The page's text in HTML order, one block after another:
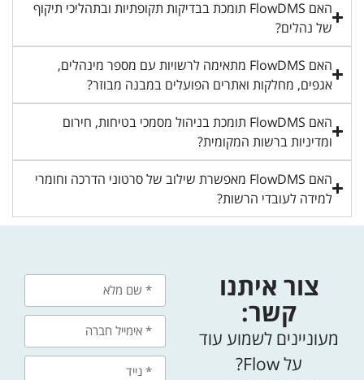
האם FlowDMS תומכת בבדיקות תקופתיות ובתהליכי תיקוף
של נהלים?
האם FlowDMS מתאימה לרשויות עם מספר מינהלים,
אגפים, מחלקות ואתרים הפועלים במבנה מבוזר?
האם FlowDMS תומכת בניהול מסמכי בטיחות, חירום
ומדיניות ברשות המקומית?
האם FlowDMS מאפשרת שילוב של סרטוני הדרכה וחומרי
למידה לעובדי הרשות?
צור איתנו
קשר:
מעוניינים לשמוע עוד
על Flow?